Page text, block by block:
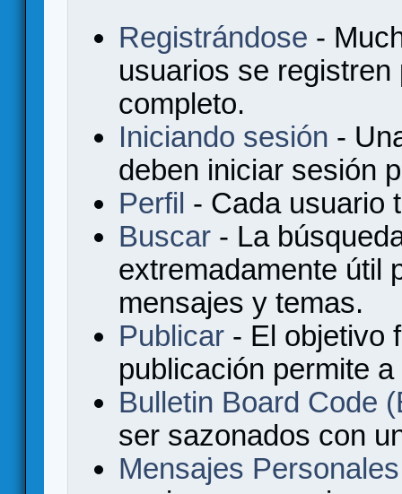
Registrándose -
usuarios se
completo.
Iniciando sesión -
deben iniciar sesión
Perfil - Cada usuario
Buscar - La
extremadamente útil
mensajes y temas.
Publicar - El objetivo
publicación permite
Bulletin Board Code
ser sazonados con
Mensajes Personales